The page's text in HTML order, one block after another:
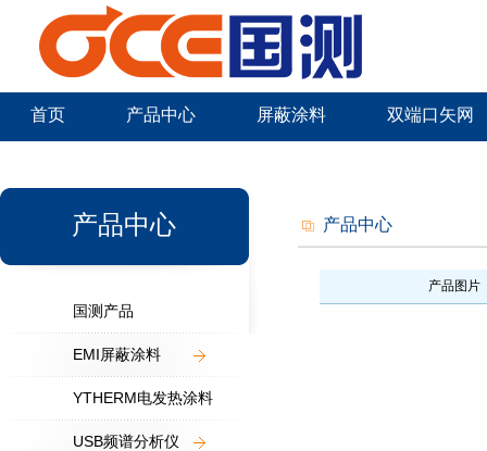
首页 产品中心 屏蔽涂料 双端口矢网
产品中心
国测产品
EMI屏蔽涂料
YTHERM电发热涂料
USB频谱分析仪
产品中心
产品图片